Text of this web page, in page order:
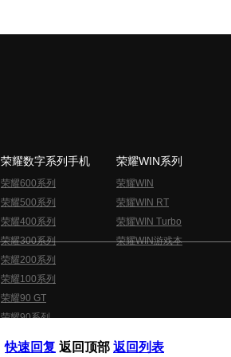
荣耀数字系列手机
荣耀600系列
荣耀500系列
荣耀400系列
荣耀300系列
荣耀200系列
荣耀100系列
荣耀90 GT
荣耀90系列
荣耀WIN系列
荣耀WIN
荣耀WIN RT
荣耀WIN Turbo
荣耀WIN游戏本
快速回复 返回顶部 返回列表